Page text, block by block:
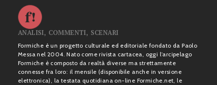
ANALISI, COMMENTI, SCENARI
Formiche è un progetto culturale ed editoriale fondato da Paolo
Messa nel 2004. Nato come rivista cartacea, oggi l’arcipelago
Formiche è composto da realtà diverse ma strettamente
connesse fra loro: il mensile (disponibile anche in versione
elettronica), la testata quotidiana on-line Formiche.net, le